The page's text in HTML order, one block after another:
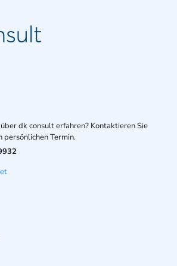
dk consult erfahren? Kontaktieren Sie
persönlichen Termin.